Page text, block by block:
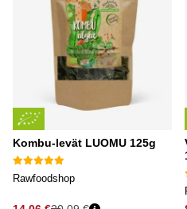
Kombu-levät LUOMU 125g
Rawfoodshop